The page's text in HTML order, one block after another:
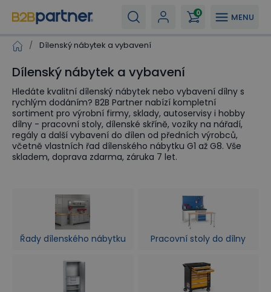
MENU
0
/ Dílenský nábytek a vybavení
Dílenský nábytek a vybavení
Hledáte kvalitní dílenský nábytek nebo vybavení dílny s
rychlým dodáním? B2B Partner nabízí kompletní
sortiment pro výrobní firmy, sklady, autoservisy i hobby
dílny - pracovní stoly, dílenské skříně, vozíky na nářadí,
regály a další vybavení do dílen od předních výrobců,
včetně vlastních řad dílenského nábytku G1 až G8. Vše
skladem, doprava zdarma, záruka 7 let.
Řady dílenského nábytku Pracovní stoly do dílny